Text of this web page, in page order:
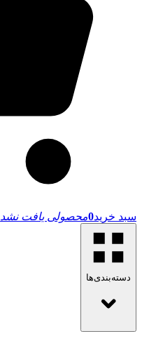
سبد خرید0محصولی یافت نشد
دسته‌بندی‌ها